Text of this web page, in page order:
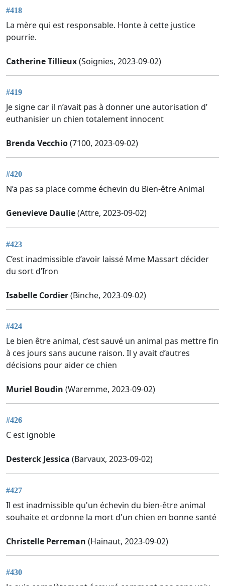
#418
La mère qui est responsable. Honte à cette justice
pourrie.
Catherine Tillieux(Soignies, 2023-09-02)
#419
Je signe car il n’avait pas à donner une autorisation d’
euthanisier un chien totalement innocent
Brenda Vecchio(7100, 2023-09-02)
#420
N’a pas sa place comme échevin du Bien-être Animal
Genevieve Daulie(Attre, 2023-09-02)
#423
C’est inadmissible d’avoir laissé Mme Massart décider
du sort d’Iron
Isabelle Cordier(Binche, 2023-09-02)
#424
Le bien être animal, c’est sauvé un animal pas mettre fin
à ces jours sans aucune raison. Il y avait d’autres
décisions pour aider ce chien
Muriel Boudin (Waremme, 2023-09-02)
#426
C est ignoble
Desterck Jessica (Barvaux, 2023-09-02)
#427
Il est inadmissible qu'un échevin du bien-être animal
souhaite et ordonne la mort d'un chien en bonne santé
Christelle Perreman (Hainaut, 2023-09-02)
#430